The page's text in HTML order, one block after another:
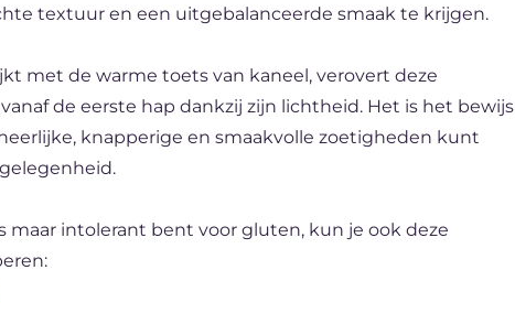
textuur en een uitgebalanceerde smaak te krijgen.
met de warme toets van kaneel, verovert deze
de eerste hap dankzij zijn lichtheid. Het is het bewijs
knapperige en smaakvolle zoetigheden kunt
maar intolerant bent voor gluten, kun je ook deze